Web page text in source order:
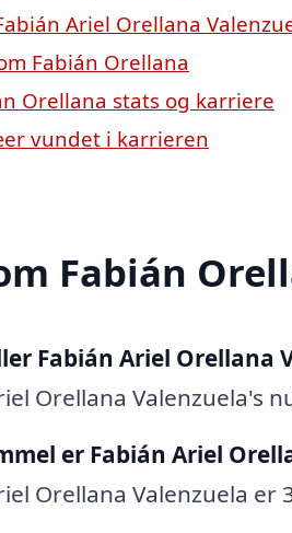
Ariel Orellana
Fabián Orellana
Orellana stats og karriere
vundet i karrieren
Fabián
Fabián Ariel Orellana
Orellana Valenzuela's
er Fabián Ariel
Orellana Valenzuela er